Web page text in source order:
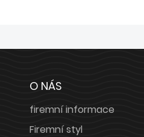
O NÁS
firemní informace
Firemní styl